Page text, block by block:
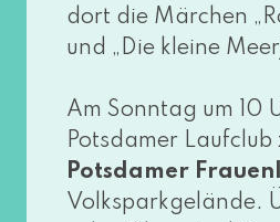
dort die Märchen
und „Die klei­ne
Am Sonntag um 10
Potsdamer Laufclub
Potsdamer
Volksparkgelände.